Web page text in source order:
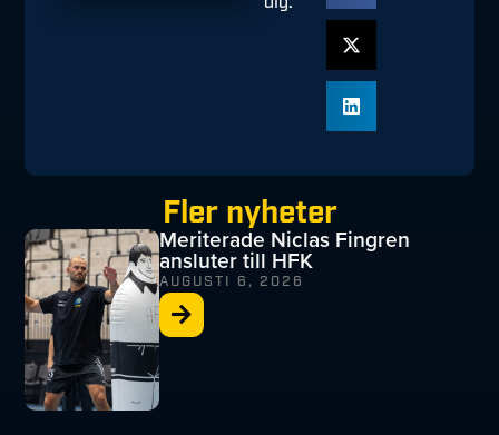
Fler nyheter
Meriterade Niclas Fingren
ansluter till HFK
AUGUSTI 6, 2026